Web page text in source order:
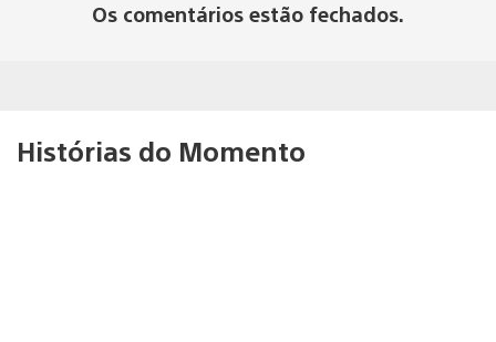
Os comentários estão fechados.
Histórias do Momento